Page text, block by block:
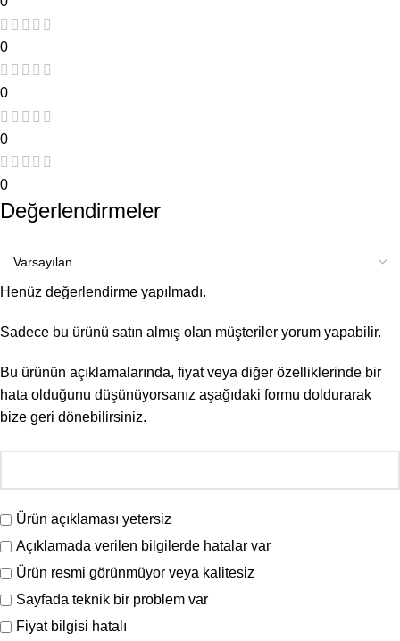
0
0
0
0
Değerlendirmeler
Henüz değerlendirme yapılmadı.
Sadece bu ürünü satın almış olan müşteriler yorum yapabilir.
Bu ürünün açıklamalarında, fiyat veya diğer özelliklerinde bir
hata olduğunu düşünüyorsanız aşağıdaki formu doldurarak
bize geri dönebilirsiniz.
Ürün açıklaması yetersiz
Açıklamada verilen bilgilerde hatalar var
Ürün resmi görünmüyor veya kalitesiz
Sayfada teknik bir problem var
Fiyat bilgisi hatalı